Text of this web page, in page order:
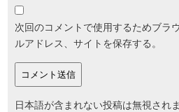
次回のコメントで使用するためブラ
ルアドレス、サイトを保存する。
日本語が含まれない投稿は無視され